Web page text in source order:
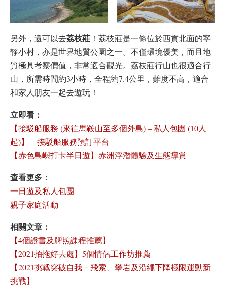
另外，還可以去荔枝莊 ！荔枝莊是一條位於西貢北面的寧
靜小村，亦是世界地質公園之一。不僅環境優美，而且地
質極具考察價值，非常適合觀光。荔枝莊行山也很適合行
山，所需時間約3小時，全程約7.4公里，難度不高，適合
和家人朋友一起去遊玩！
立即看：
【接駁船服務 (來往馬鞍山至多個外島) – 私人包團 (10人
起)】 – 接駁船服務預訂平台
【赤色島嶼打卡半日遊】赤洲浮潛體驗及生態導賞
查看更多：
一日遊及私人包團
親子家庭活動
相關文章 ：
【4個證書及牌照課程推薦】
【2021拍拖好去處】5個情侶工作坊推薦
【2021挑戰突破自我－飛索、攀岩及沿繩下降極限運動新
挑戰】